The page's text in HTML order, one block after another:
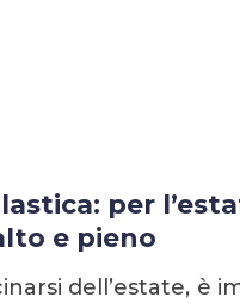
per
e pieno
dell’estate, è